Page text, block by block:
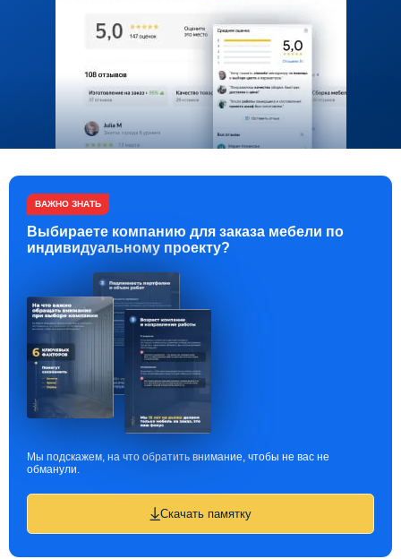
ВАЖНО ЗНАТЬ
Выбираете компанию для заказа мебели по
индивидуальному проекту?
Мы подскажем, на что обратить внимание, чтобы не вас не
обманули.
Скачать памятку